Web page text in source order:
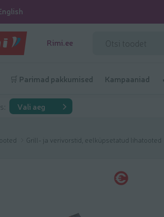
Rimi.ee
🛒 Parimad pakkumised Kampaaniad
Vali aeg
Grill- ja verivorstid, eelküpsetatud lihatooted